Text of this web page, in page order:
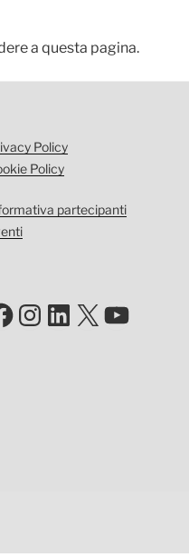
a questa pagina.
Policy
Policy
partecipanti
Instagram
LinkedIn
X